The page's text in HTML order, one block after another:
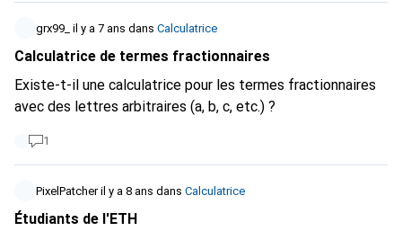
grx99_ il y a 7 ans dans Calculatrice
Calculatrice de termes fractionnaires
Existe-t-il une calculatrice pour les termes fractionnaires
avec des lettres arbitraires (a, b, c, etc.) ?
1
PixelPatcher il y a 8 ans dans Calculatrice
Étudiants de l'ETH